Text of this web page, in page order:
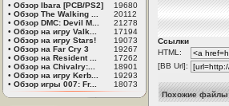
• Обзор Ibara [PCB/PS2]
19680
• Обзор The Walking ...
20112
• Обзор DMC: Devil M...
21278
• Обзор на игру Valk...
17194
• Обзор на игру Stars!
19073
• Обзор на Far Cry 3
19267
• Обзор на Resident ...
17262
• Обзор на Chivalry:...
18901
• Обзор на игру Kerb...
19293
• Обзор игры 007: Fr... 18073
Ссылки
HTML:
[BB Url]:
Похожие файлы